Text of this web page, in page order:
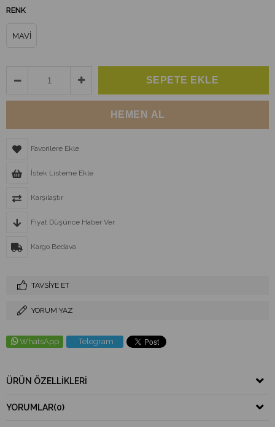
RENK
MAVİ
Favorilere Ekle
İstek Listeme Ekle
Karşılaştır
Fiyat Düşünce Haber Ver
Kargo Bedava
TAVSIYE ET
YORUM YAZ
WhatsApp Telegram
ÜRÜN ÖZELLIKLERI
YORUMLAR(0)